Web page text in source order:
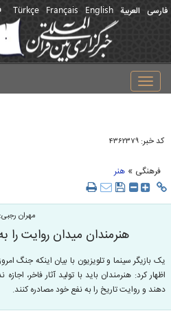
فارسی العربیة English
Français
Türkçe
Toggle
navigation
کد خبر: ۴۳۶۲۳۷۹
فرهنگی » هنر
مهران رجبی:
هنرمندان میدان روایت را
یک بازیگر سینما و تلویزیون با بیان اینکه جنگ
اظهار کرد: هنرمندان باید با تولید آثار فاخر،
دهند و روایت تاریخ را به نفع خود مصادره کنند.